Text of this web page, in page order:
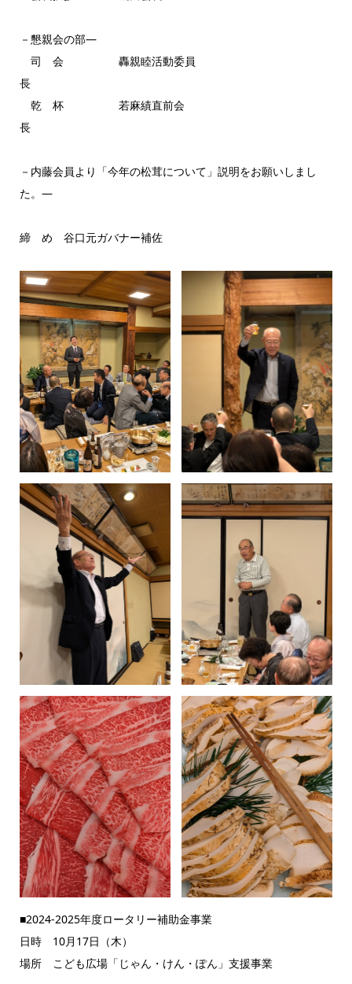
－懇親会の部―
司 会 轟親睦活動委員
長
乾 杯 若麻績直前会
長
－内藤会員より「今年の松茸について」説明をお願いしまし
た。―
締 め 谷口元ガバナー補佐
■2024-2025年度ロータリー補助金事業
日時 10月17日（木）
場所 こども広場「じゃん・けん・ぽん」支援事業